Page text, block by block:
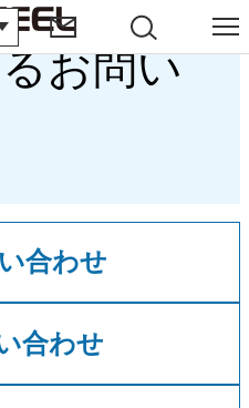
お問い
合わせ
合わせ